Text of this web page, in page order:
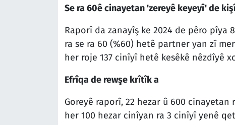
Se ra 60ê cinayetan 'zereyê keyeyî' de
Raporî da zanayîş ke 2024 de pêro pîya
ra se ra 60 (%60) hetê partner yan zî
her roje 137 cinîyî hetê kesêkê nêzdîyê
Efrîqa de rewşe krîtîk a
Goreyê raporî, 22 hezar û 600
her 100 hezar cinîyan ra 3 cinîyî yenê